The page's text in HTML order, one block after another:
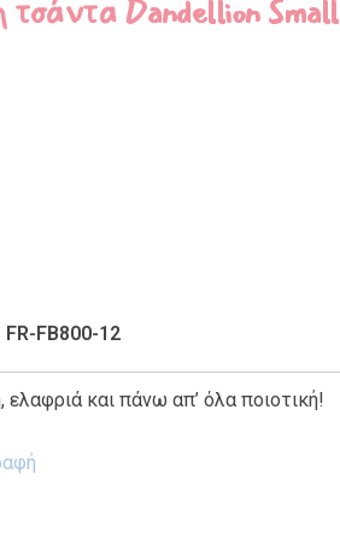
τσάντα Dandellion Small
FB800-12
ελαφριά και πάνω απ’ όλα ποιοτική!